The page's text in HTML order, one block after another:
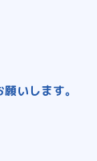
いします。